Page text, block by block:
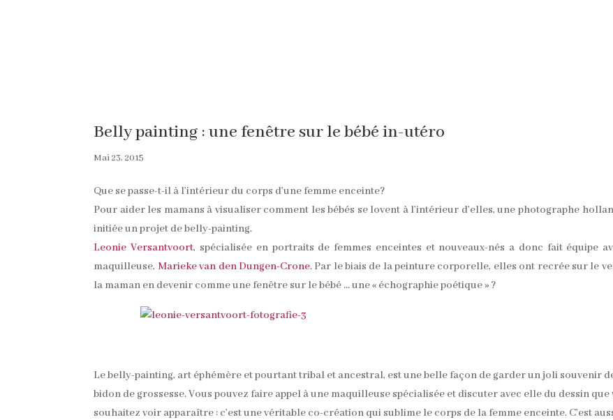
Belly painting : une fenêtre sur le bébé in-utéro
Mai 23, 2015
Que se passe-t-il à l’intérieur du corps d’une femme enceinte?
Pour aider les mamans à visualiser comment les bébés se lovent à l’intérieur d’elles, une photographe
initiée un projet de belly-painting.
Leonie Versantvoort, spécialisée en portraits de femmes enceintes et nouveaux-nés a donc fait équipe
maquilleuse, Marieke van den Dungen-Crone. Par le biais de la peinture corporelle, elles ont recrée sur le
la maman en devenir comme une fenêtre sur le bébé … une « échographie poétique » ?
Le belly-painting, art éphémère et pourtant tribal et ancestral, est une belle façon de garder un joli souvenir
bidon de grossesse. Vous pouvez faire appel à une maquilleuse spécialisée et discuter avec elle du dessin que
souhaitez voir apparaître : c’est une véritable co-création qui sublime le corps de la femme enceinte. C’est